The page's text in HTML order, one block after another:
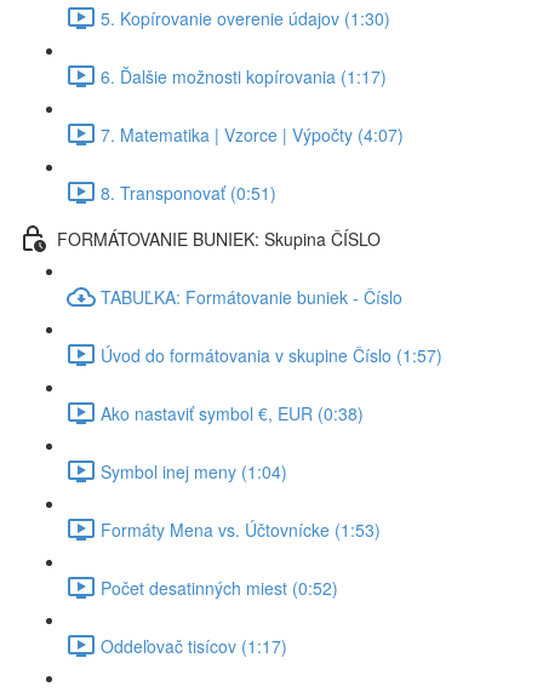
5. Kopírovanie overenie údajov (1:30)
6. Ďalšie možnosti kopírovania (1:17)
7. Matematika | Vzorce | Výpočty (4:07)
8. Transponovať (0:51)
FORMÁTOVANIE BUNIEK: Skupina ČÍSLO
TABUĽKA: Formátovanie buniek - Číslo
Úvod do formátovania v skupine Číslo (1:57)
Ako nastaviť symbol €, EUR (0:38)
Symbol inej meny (1:04)
Formáty Mena vs. Účtovnícke (1:53)
Počet desatinných miest (0:52)
Oddeľovač tisícov (1:17)